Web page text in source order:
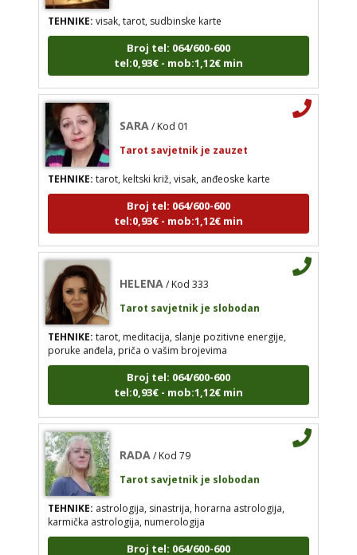
Tarot savjetnik je zauzet
tarot, keltski križ, visak, anđeoske karte
Broj tel: 064/600-600
HELENA/ Kod 333
Tarot savjetnik je slobodan
TEHNIKE:tarot, meditacija, slanje pozitivne
energije, poruke anđela, priča o vašim brojevima
tel:0,93€ - mob:1,12€ min
RADA/ Kod 79
Tarot savjetnik je slobodan
TEHNIKE:astrologija, sinastrija, horarna
astrologija, karmička astrologija, numerologija
Broj tel: 064/600-600
DOMINIK/ Kod 127
Broj tel: 064/600-600
tel:0,93€ - mob:1,12€ min
Tarot savjetnik je zauzet
TEHNIKE:tarot, keltski križ, visak, anđeoske karte
Broj tel: 064/600-600
tel:0,93€ - mob:1,12€ min
Tarot savjetnik je slobodan
TEHNIKE:tarot, meditacija, slanje pozitivne energije,
poruke anđela, priča o vašim brojevima
Broj tel: 064/600-600
tel:0,93€ - mob:1,12€ min
Tarot savjetnik je slobodan
TEHNIKE:astrologija, sinastrija, horarna astrologija,
karmička astrologija, numerologija
Broj tel: 064/600-600
tel:0,93€ - mob:1,12€ min